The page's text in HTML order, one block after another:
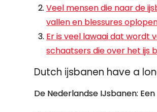
Veel mensen die naar de
vallen en blessures
Er is veel lawaai dat wordt
schaatsers die over het ijs
Dutch ijsbanen have a
De Nederlandse IJsbanen: